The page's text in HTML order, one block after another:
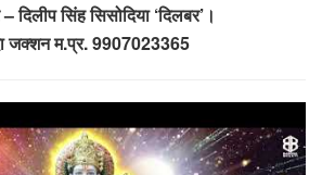
दिलीप सिंह सिसोदिया ‘दिलबर’।
जक्शन म.प्र. 9907023365